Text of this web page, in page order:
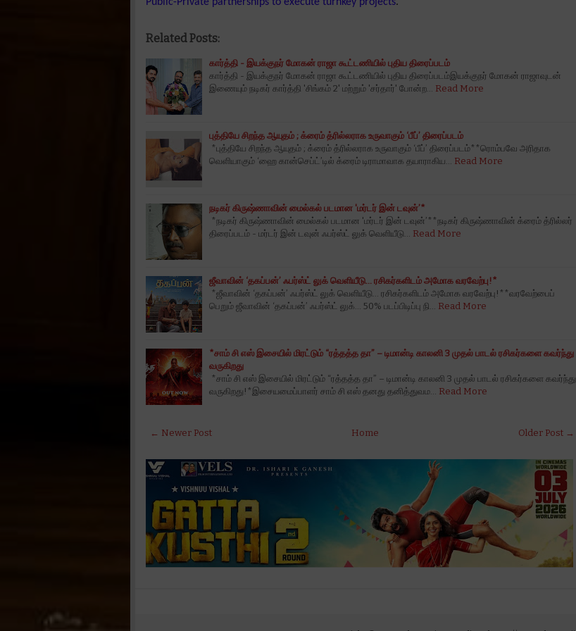
Public-Private partnerships to execute turnkey projects.
Related Posts:
கார்த்தி - இயக்குநர் மோகன் ராஜா கூட்டணியில் புதிய திரைப்படம்
கார்த்தி - இயக்குநர் மோகன் ராஜா கூட்டணியில் புதிய திரைப்படம்இயக்குநர் மோகன் ராஜாவுடன்
இணையும் நடிகர் கார்த்தி 'சிங்கம் 2' மற்றும் 'சர்தார்' போன்ற… Read More
புத்தியே சிறந்த ஆயுதம் ; க்ரைம் த்ரில்லராக உருவாகும் ‘பீப்’ திரைப்படம்
*புத்தியே சிறந்த ஆயுதம் ; க்ரைம் த்ரில்லராக உருவாகும் ‘பீப்’ திரைப்படம்**ரொம்பவே அரிதாக
வெளியாகும் ‘ஹை கான்செப்ட்’டில் க்ரைம் டிராமாவாக தயாராகிய… Read More
நடிகர் கிருஷ்ணாவின் மைல்கல் படமான 'மர்டர் இன் டவுன்’*
*நடிகர் கிருஷ்ணாவின் மைல்கல் படமான 'மர்டர் இன் டவுன்’**நடிகர் கிருஷ்ணாவின் க்ரைம் த்ரில்லர்
திரைப்படம் - மர்டர் இன் டவுன் ஃபர்ஸ்ட் லுக் வெளியீடு… Read More
ஜீவாவின் ‘தகப்பன்’ ஃபர்ஸ்ட் லுக் வெளியீடு… ரசிகர்களிடம் அமோக வரவேற்பு!*
*ஜீவாவின் ‘தகப்பன்’ ஃபர்ஸ்ட் லுக் வெளியீடு… ரசிகர்களிடம் அமோக வரவேற்பு!**வரவேற்பைப்
பெறும் ஜீவாவின் ‘தகப்பன்’ ஃபர்ஸ்ட் லுக்… 50% படப்பிடிப்பு நி… Read More
*சாம் சி எஸ் இசையில் மிரட்டும் “ரத்தத்த தா” – டிமான்டி காலனி 3 முதல் பாடல் ரசிகர்களை கவர்ந்து
வருகிறது
*சாம் சி எஸ் இசையில் மிரட்டும் “ரத்தத்த தா” – டிமான்டி காலனி 3 முதல் பாடல் ரசிகர்களை கவர்ந்து
வருகிறது!*இசையமைப்பாளர் சாம் சி எஸ் தனது தனித்துவம… Read More
← Newer Post Older Post →
Home